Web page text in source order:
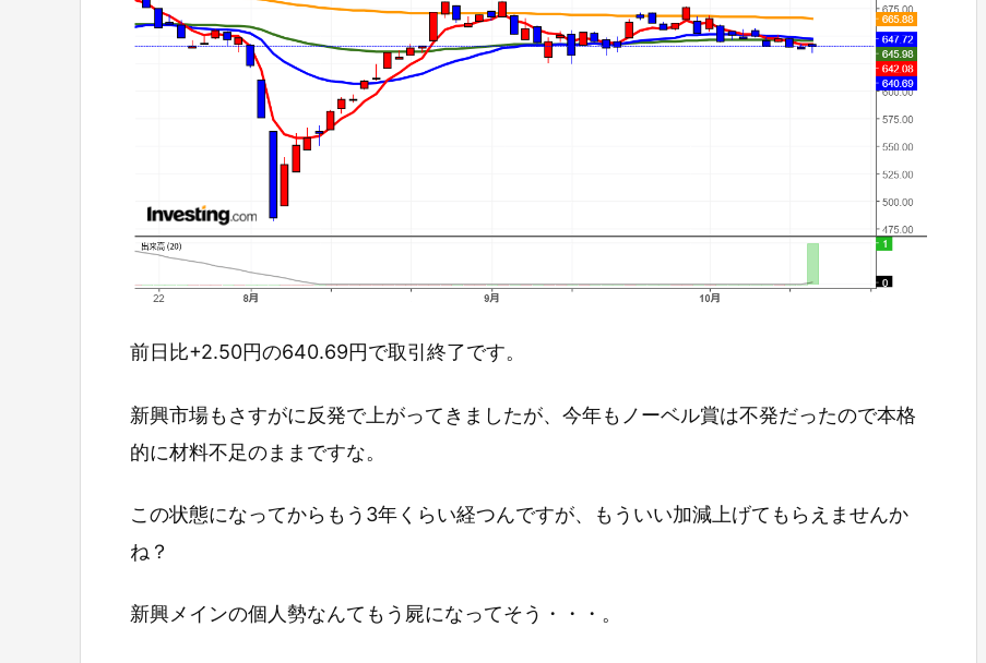
前日比+2.50円の640.69円で取引終了です。
新興市場もさすがに反発で上がってきましたが、今年もノーベル賞は不発だったので本格
的に材料不足のままですな。
この状態になってからもう3年くらい経つんですが、もういい加減上げてもらえませんか
ね？
新興メインの個人勢なんてもう屍になってそう・・・。